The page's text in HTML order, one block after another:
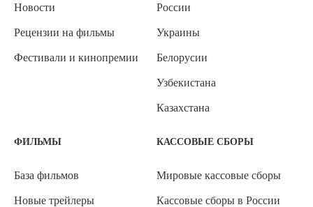
Новости
Рецензии на фильмы
Фестивали и кинопремии
России
Украины
Белорусии
Узбекистана
Казахстана
ФИЛЬМЫ
База фильмов
Новые трейлеры
КАССОВЫЕ СБОРЫ
Мировые кассовые сборы
Кассовые сборы в России